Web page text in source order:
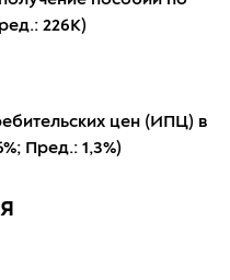
226K)
цен (ИПЦ) в
Пред.: 1,3%)